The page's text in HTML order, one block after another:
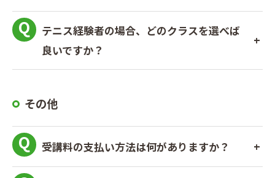
テニス経験者の場合、どのクラスを選べば
良いですか？
その他
受講料の支払い方法は何がありますか？